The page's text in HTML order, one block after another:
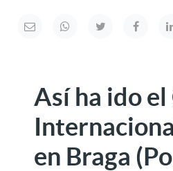
Así ha ido
en Braga